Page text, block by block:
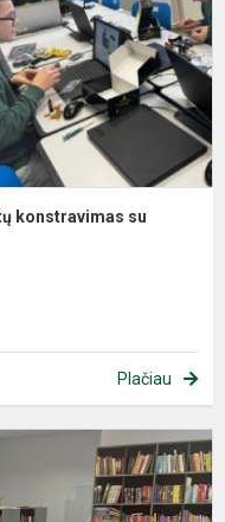
konstravimas su
Plačiau